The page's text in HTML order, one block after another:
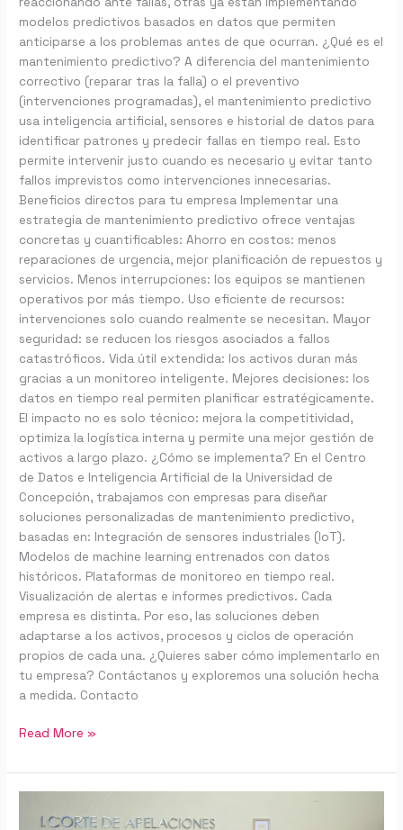
modelos predictivos basados en datos que permiten
anticiparse a los problemas antes de que ocurran. ¿Qué es el
mantenimiento predictivo? A diferencia del mantenimiento
correctivo (reparar tras la falla) o el preventivo
(intervenciones programadas), el mantenimiento predictivo
usa inteligencia artificial, sensores e historial de datos para
identificar patrones y predecir fallas en tiempo real. Esto
permite intervenir justo cuando es necesario y evitar tanto
fallos imprevistos como intervenciones innecesarias.
Beneficios directos para tu empresa Implementar una
estrategia de mantenimiento predictivo ofrece ventajas
concretas y cuantificables: Ahorro en costos: menos
reparaciones de urgencia, mejor planificación de repuestos y
servicios. Menos interrupciones: los equipos se mantienen
operativos por más tiempo. Uso eficiente de recursos:
intervenciones solo cuando realmente se necesitan. Mayor
seguridad: se reducen los riesgos asociados a fallos
catastróficos. Vida útil extendida: los activos duran más
gracias a un monitoreo inteligente. Mejores decisiones: los
datos en tiempo real permiten planificar estratégicamente.
El impacto no es solo técnico: mejora la competitividad,
optimiza la logística interna y permite una mejor gestión de
activos a largo plazo. ¿Cómo se implementa? En el Centro
de Datos e Inteligencia Artificial de la Universidad de
Concepción, trabajamos con empresas para diseñar
soluciones personalizadas de mantenimiento predictivo,
basadas en: Integración de sensores industriales (IoT).
Modelos de machine learning entrenados con datos
históricos. Plataformas de monitoreo en tiempo real.
Visualización de alertas e informes predictivos. Cada
empresa es distinta. Por eso, las soluciones deben
adaptarse a los activos, procesos y ciclos de operación
propios de cada una. ¿Quieres saber cómo implementarlo en
tu empresa? Contáctanos y exploremos una solución hecha
a medida. Contacto
Read More »